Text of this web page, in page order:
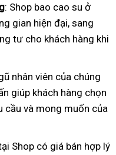
: Shop bao cao su ở
gian hiện đại, sang
tư cho khách hàng khi
nhân viên của chúng
giúp khách hàng chọn
cầu và mong muốn của
Shop có giá bán hợp lý